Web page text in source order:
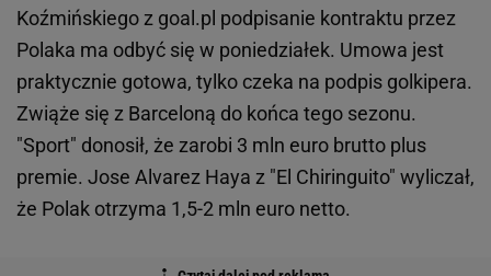
Koźmińskiego z goal.pl podpisanie kontraktu przez
Polaka ma odbyć się w poniedziałek. Umowa jest
praktycznie gotowa, tylko czeka na podpis golkipera.
Zwiąże się z Barceloną do końca tego sezonu.
"Sport" donosił, że zarobi 3 mln euro brutto plus
premie. Jose Alvarez Haya z "El Chiringuito" wyliczał,
że Polak otrzyma 1,5-2 mln euro netto.